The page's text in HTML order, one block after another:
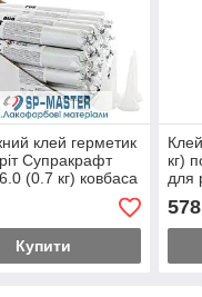
клей герметик
Супракрафт
(0.7 кг) ковбаса
Купити
кг)
для
578